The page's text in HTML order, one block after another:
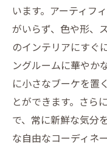
リア
います。アーティフ
がいらず、色や形、
のインテリアにすぐ
ングルームに華やか
に小さなブーケを置
とができます。さら
で、常に新鮮な気分
な自由なコーディネ